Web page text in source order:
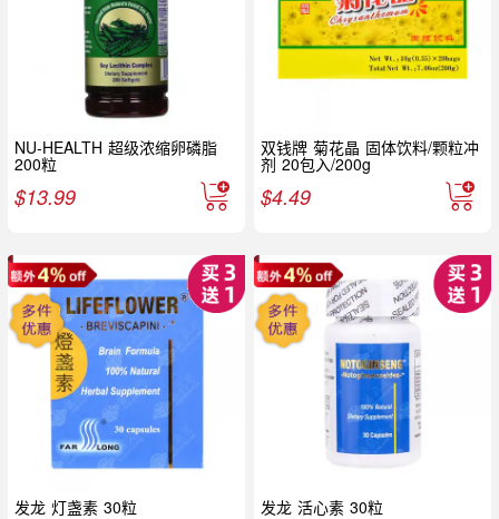
NU-HEALTH 超级浓缩卵磷脂
200粒
$13.99
双钱牌 菊花晶 固体饮料/颗粒冲
剂 20包入/200g
$4.49
发龙 灯盏素 30粒 发龙 活心素 30粒